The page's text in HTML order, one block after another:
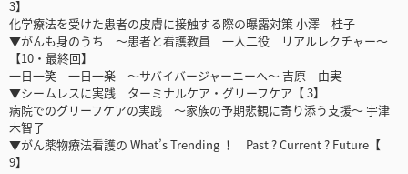
3】
化学療法を受けた患者の皮膚に接触する際の曝露対策 小澤 桂子
▼がんも身のうち ～患者と看護教員 一人二役 リアルレクチャー～
【10・最終回】
一日一笑 一日一楽 ～サバイバージャーニーへ～ 吉原 由実
▼シームレスに実践 ターミナルケア・グリーフケア【 3】
病院でのグリーフケアの実践 ～家族の予期悲観に寄り添う支援～ 宇津
木智子
▼がん薬物療法看護の What’s Trending ！ Past ? Current ? Future【
9】